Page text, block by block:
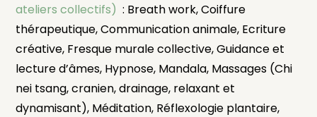
ateliers collectifs) : Breath work, Coiffure
thérapeutique, Communication animale, Ecriture
créative, Fresque murale collective, Guidance et
lecture d’âmes, Hypnose, Mandala, Massages (Chi
nei tsang, cranien, drainage, relaxant et
dynamisant), Méditation, Réflexologie plantaire,